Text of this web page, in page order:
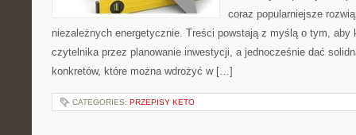
coraz popularniejsze
niezależnych energetycznie. Treści powstają z myślą o tym, aby
czytelnika przez planowanie inwestycji, a jednocześnie dać
konkretów, które można wdrożyć w […]
CATEGORIES: PRZEPISY KETO